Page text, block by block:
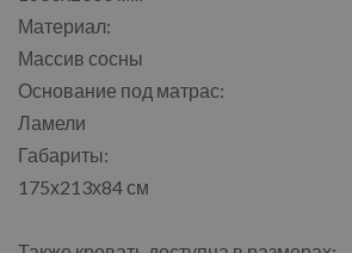
Материал:
Массив сосны
Основание под матрас:
Ламели
Габариты:
175х213х84 см